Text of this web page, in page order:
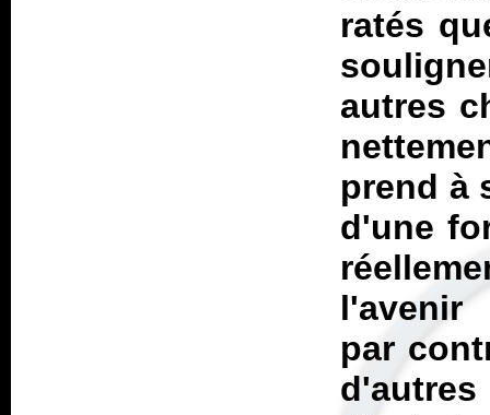
ratés
autres
prend à
d'une
l'avenir
par